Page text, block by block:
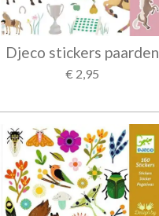
Djeco stickers paarden
€ 2,95